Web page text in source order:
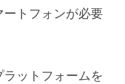
トフォンが必要
ットフォームを